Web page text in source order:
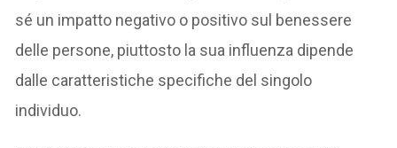
sé un impatto negativo o positivo sul benessere
delle persone, piuttosto la sua influenza dipende
dalle caratteristiche specifiche del singolo
individuo.